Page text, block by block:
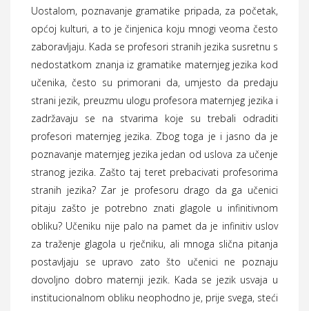
Uostalom, poznavanje gramatike pripada, za početak,
općoj kulturi, a to je činjenica koju mnogi veoma često
zaboravljaju. Kada se profesori stranih jezika susretnu s
nedostatkom znanja iz gramatike maternjeg jezika kod
učenika, često su primorani da, umjesto da predaju
strani jezik, preuzmu ulogu profesora maternjeg jezika i
zadržavaju se na stvarima koje su trebali odraditi
profesori maternjeg jezika. Zbog toga je i jasno da je
poznavanje maternjeg jezika jedan od uslova za učenje
stranog jezika. Zašto taj teret prebacivati profesorima
stranih jezika? Zar je profesoru drago da ga učenici
pitaju zašto je potrebno znati glagole u infinitivnom
obliku? Učeniku nije palo na pamet da je infinitiv uslov
za traženje glagola u rječniku, ali mnoga slična pitanja
postavljaju se upravo zato što učenici ne poznaju
dovoljno dobro maternji jezik. Kada se jezik usvaja u
institucionalnom obliku neophodno je, prije svega, steći